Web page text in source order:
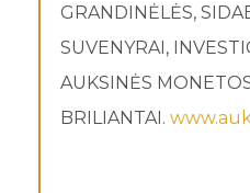
GRANDINĖLĖS,
SUVENYRAI,
AUKSINĖS
BRILIANTAI.